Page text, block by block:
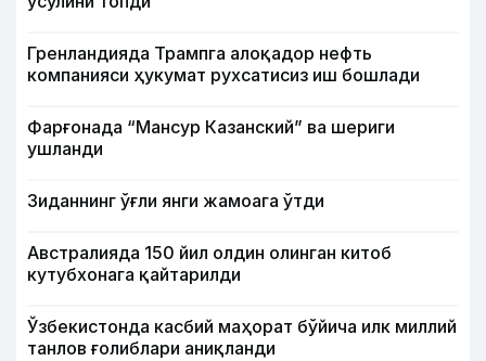
Гренландияда Трампга алоқадор нефть
компанияси ҳукумат рухсатисиз иш бошлади
Фарғонада “Мансур Казанский” ва шериги
ушланди
Зиданнинг ўғли янги жамоага ўтди
Австралияда 150 йил олдин олинган китоб
кутубхонага қайтарилди
Ўзбекистонда касбий маҳорат бўйича илк миллий
танлов ғолиблари аниқланди